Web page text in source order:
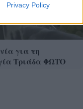
Privacy Policy
για τη
Τριάδα ΦΩΤΟ